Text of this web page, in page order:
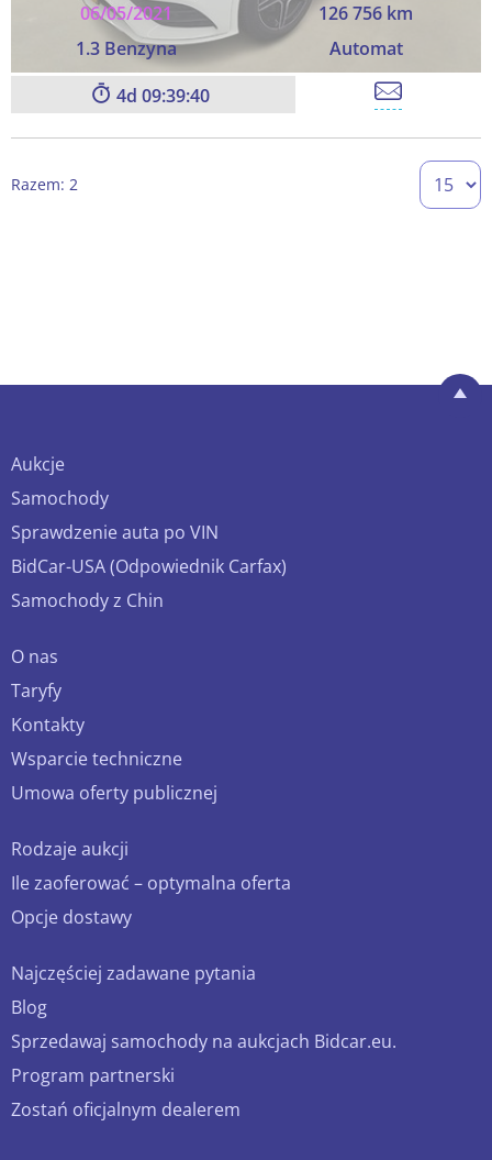
06/05/2021
126 756 km
1.3 Benzyna
Automat
4 09:39:39
Razem: 2
Aukcje
Samochody
Sprawdzenie auta po VIN
BidCar-USA (Odpowiednik Carfax)
Samochody z Chin
O nas
Taryfy
Kontakty
Wsparcie techniczne
Umowa oferty publicznej
Rodzaje aukcji
Ile zaoferować – optymalna oferta
Opcje dostawy
Najczęściej zadawane pytania
Blog
Sprzedawaj samochody na aukcjach Bidcar.eu.
Program partnerski
Zostań oficjalnym dealerem